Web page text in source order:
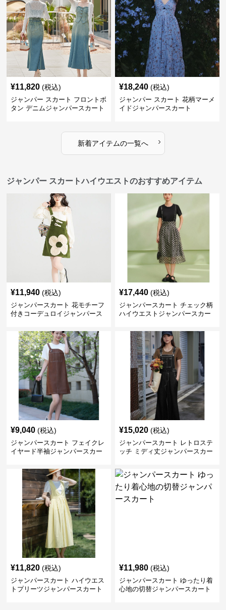
¥11,820 (税込)
ジャンパー スカート フロントボ
タン デニムジャンパースカート
¥18,240 (税込)
ジャンパー スカート 花柄マーメ
イドジャンパースカート
新着アイテムの一覧へ ›
ジャンパー スカートハイウエストのおすすめアイテム
¥11,940 (税込)
ジャンパースカート 花モチーフ
付きコーデュロイジャンパース
¥17,440 (税込)
ジャンパースカート チェック柄
ハイウエストジャンパースカー
¥9,040 (税込)
ジャンパースカート フェイクレ
イヤード半袖ジャンパースカー
¥15,020 (税込)
ジャンパースカート レトロステ
ッチ ミディ丈ジャンパースカー
¥11,820 (税込)
ジャンパースカート ハイウエス
トプリーツジャンパースカート
¥11,980 (税込)
ジャンパースカート ゆったり着
心地の切替ジャンパースカート